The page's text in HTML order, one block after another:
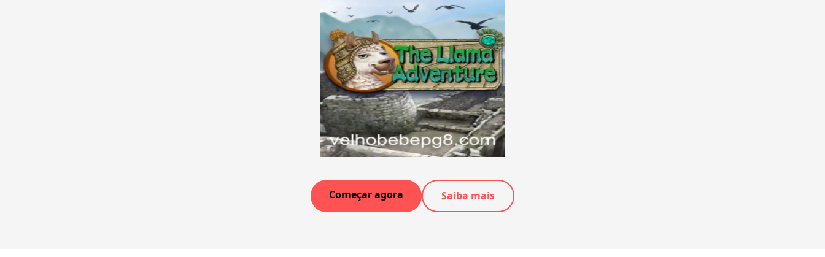
Começar agora Saiba mais